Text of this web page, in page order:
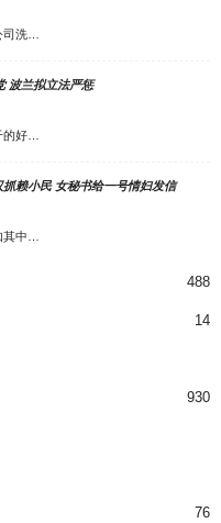
司洗…
波兰拟立法严惩
的好…
赖小民 女秘书给一号情妇发信
其中…
488
14
930
76